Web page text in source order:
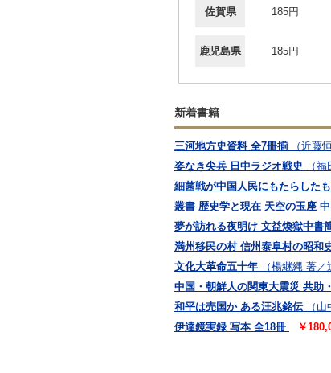
佐賀県 185円
鹿児島県 185円
新着書籍
三河地方史資料 全7冊揃 （近藤
姿なき尖兵 日中ラジオ戦史
（
細菌戦が中国人民にもたらした
叢書 歴史学と現在 天空の玉座
夢が訪れる夜明け 文益煥獄中書
満州移民の村 信州泰阜村の昭和
文化大革命五十年
（楊継縄 著
中国・朝鮮人の関東大震災 共助
和平は売国か ある汪兆銘伝
（
伊達鏡実録 写本 全18冊
￥